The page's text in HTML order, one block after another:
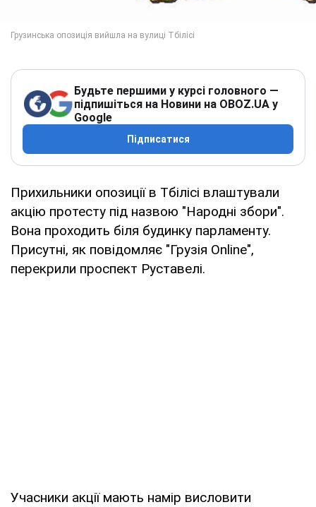
Будьте першими у курсі головного —
підпишіться на Новини на OBOZ.UA у
Google
Підписатися
Прихильники опозиції в Тбілісі влаштували
акцію протесту під назвою "Народні збори".
Вона проходить біля будинку парламенту.
Присутні, як повідомляє "Грузія Online",
перекрили проспект Руставелі.
Учасники акції мають намір висловити